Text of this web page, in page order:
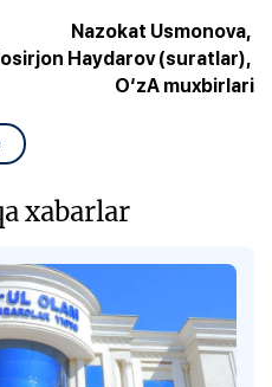
Nazokat Usmonova,
Haydarov (suratlar),
O‘zA muxbirlari
xabarlar